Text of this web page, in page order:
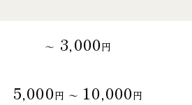
～ 3,000円
5,000円 〜 10,000円